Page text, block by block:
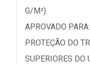
G/M²).
APROVADO PARA:
PROTEÇÃO DO
SUPERIORES DO